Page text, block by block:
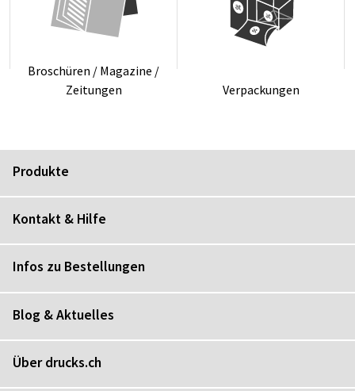
Bro­schü­ren / Ma­ga­zi­ne /
Zei­tun­gen
Ver­pa­ckun­gen
Produkte
Kontakt & Hilfe
Infos zu Bestellungen
Blog & Aktuelles
Über drucks.ch